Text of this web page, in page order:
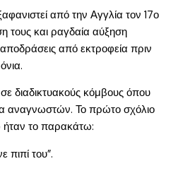
από την Αγγλία τον 17ο
τους και ραγδαία αύξηση
από εκτροφεία πριν
διαδικτυακούς κόμβους όπου
αναγνωστών. Το πρώτο σχόλιο
ήταν το παρακάτω:
πιπί του”.